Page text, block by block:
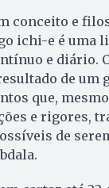
conceito e
ichi-e é uma
e diário.
de um
que,
e rigores,
de